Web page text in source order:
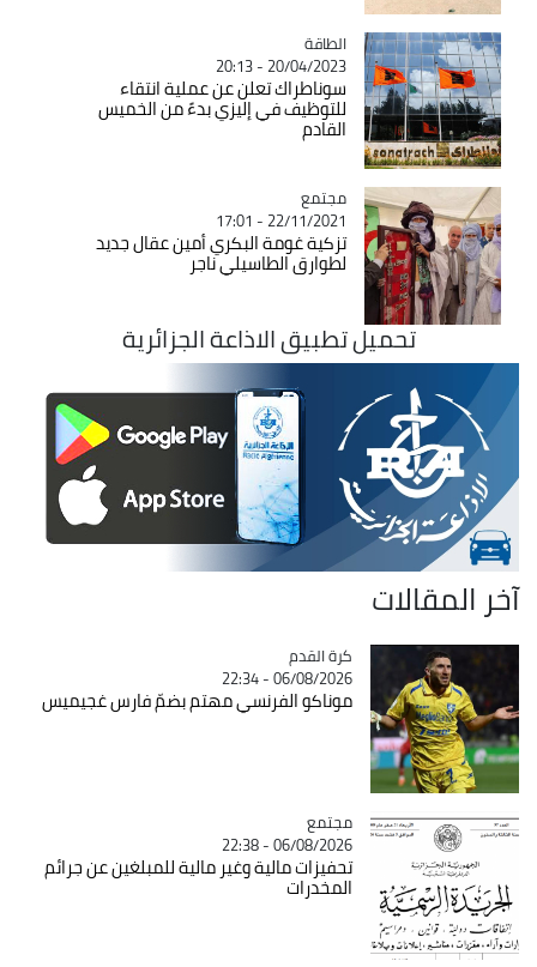
Catégorie
الطاقة
20/04/2023 - 20:13
سوناطراك تعلن عن عملية انتقاء
للتوظيف في إليزي بدءً من الخميس
القادم
Catégorie
مجتمع
22/11/2021 - 17:01
تزكية غومة البكري أمين عقال جديد
لطوارق الطاسيلي ناجر
تحميل تطبيق الاذاعة الجزائرية
آخر المقالات
Catégorie
كرة القدم
06/08/2026 - 22:34
موناكو الفرنسي مهتم بضمّ فارس غجيميس
Catégorie
مجتمع
06/08/2026 - 22:38
تحفيزات مالية وغير مالية للمبلغين عن جرائم
المخدرات